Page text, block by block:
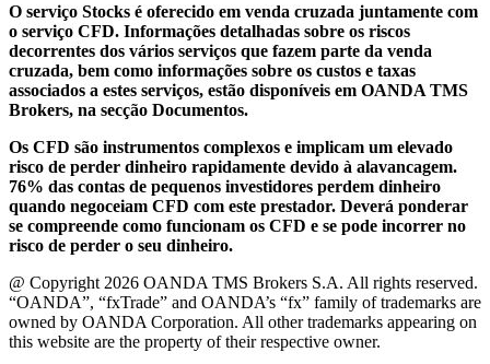
O serviço Stocks é oferecido em venda cruzada juntamente com
o serviço CFD. Informações detalhadas sobre os riscos
decorrentes dos vários serviços que fazem parte da venda
cruzada, bem como informações sobre os custos e taxas
associados a estes serviços, estão disponíveis em OANDA TMS
Brokers, na secção Documentos.
Os CFD são instrumentos complexos e implicam um elevado
risco de perder dinheiro rapidamente devido à alavancagem.
76% das contas de pequenos investidores perdem dinheiro
quando negoceiam CFD com este prestador. Deverá ponderar
se compreende como funcionam os CFD e se pode incorrer no
risco de perder o seu dinheiro.
@ Copyright 2026 OANDA TMS Brokers S.A. All rights reserved.
“OANDA”, “fxTrade” and OANDA’s “fx” family of trademarks are
owned by OANDA Corporation. All other trademarks appearing on
this website are the property of their respective owner.